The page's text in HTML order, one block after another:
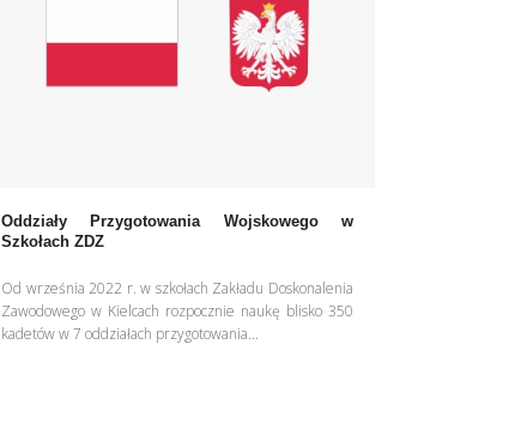
Oddziały Przygotowania Wojskowego w
Szkołach ZDZ
Od września 2022 r. w szkołach Zakładu Doskonalenia
Zawodowego w Kielcach rozpocznie naukę blisko 350
kadetów w 7 oddziałach przygotowania...